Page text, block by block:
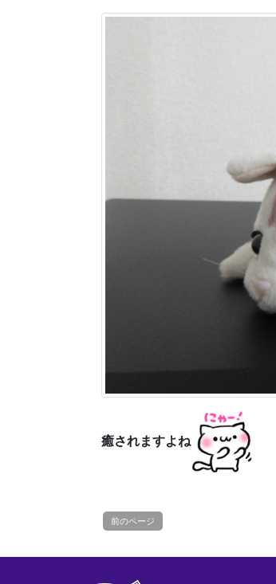
癒されますよね
前のページ